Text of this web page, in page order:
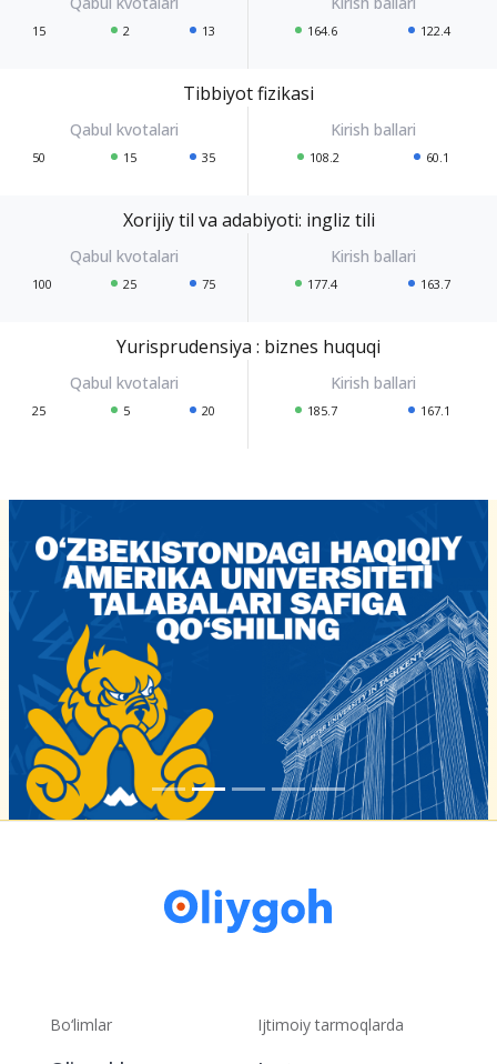
15 2 13 164.6 122.4
Tibbiyot fizikasi
50 15 35 108.2 60.1
Xorijiy til va adabiyoti: ingliz tili
100 25 75 177.4 163.7
Yurisprudensiya : biznes huquqi
25 5 20 185.7 167.1
Bo‘limlar Ijtimoiy tarmoqlarda